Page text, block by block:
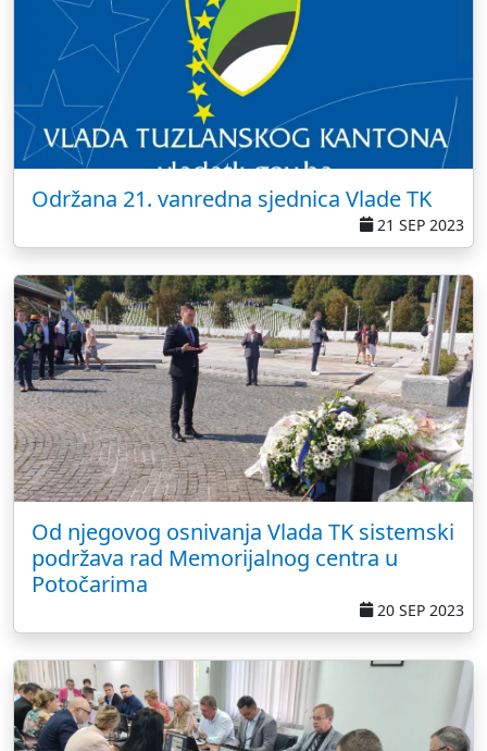
Održana 21. vanredna sjednica Vlade TK
21 SEP 2023
Od njegovog osnivanja Vlada TK sistemski
podržava rad Memorijalnog centra u
Potočarima
20 SEP 2023